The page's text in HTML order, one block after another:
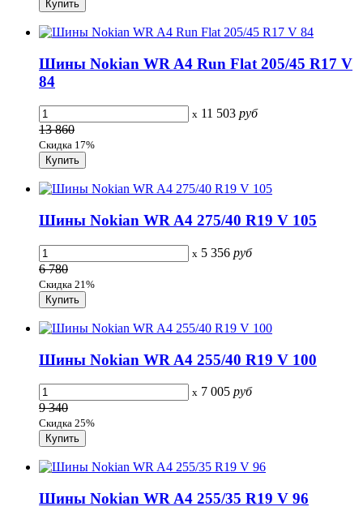
Шины Nokian WR A4 Run Flat 205/45 R17 V
84
x 11 503 руб
13 860
Скидка 17%
Шины Nokian WR A4 275/40 R19 V 105
x 5 356 руб
6 780
Скидка 21%
Шины Nokian WR A4 255/40 R19 V 100
x 7 005 руб
9 340
Скидка 25%
Шины Nokian WR A4 255/35 R19 V 96